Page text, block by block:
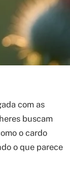
com as
buscam
o cardo
o que parece